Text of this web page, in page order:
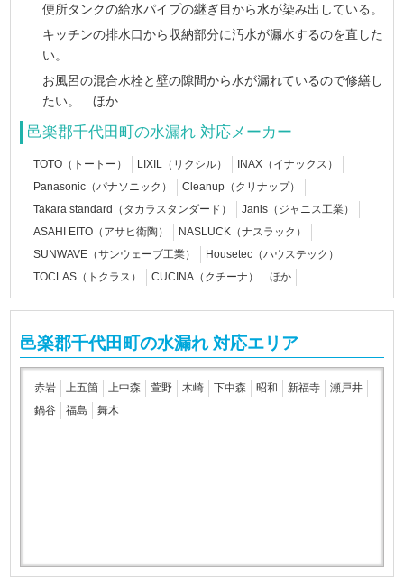
便所タンクの給水パイプの継ぎ目から水が染み出している。
キッチンの排水口から収納部分に汚水が漏水するのを直した
い。
お風呂の混合水栓と壁の隙間から水が漏れているので修繕し
たい。 ほか
邑楽郡千代田町の水漏れ 対応メーカー
TOTO（トートー） LIXIL（リクシル）
INAX（イナックス）
Panasonic（パナソニック）
Cleanup（クリナップ）
Takara standard（タカラスタンダード）
Janis（ジャニス工業）
ASAHI EITO（アサヒ衛陶）
NASLUCK（ナスラック）
SUNWAVE（サンウェーブ工業）
Housetec（ハウステック）
TOCLAS（トクラス）
CUCINA（クチーナ） ほか
邑楽郡千代田町の水漏れ 対応エリア
赤岩 上五箇 上中森 萱野 木崎 下中森 昭和 新福寺
瀬戸井
鍋谷
福島 舞木